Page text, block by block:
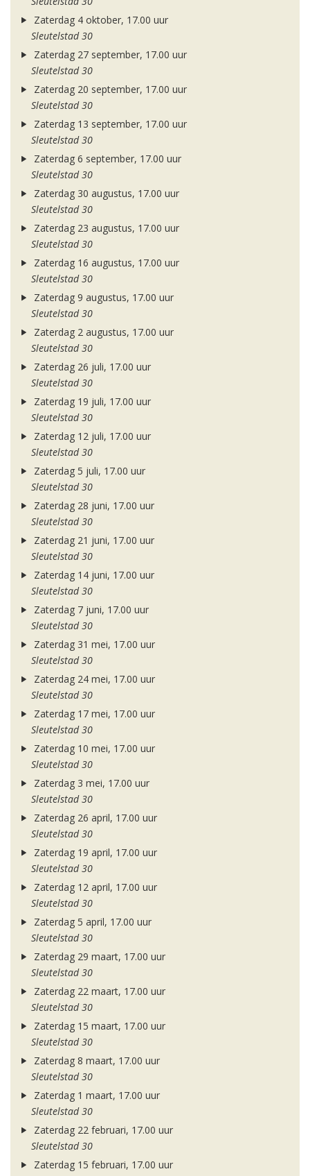
Zaterdag 4 oktober, 17.00 uur
Sleutelstad 30
Zaterdag 27 september, 17.00 uur
Sleutelstad 30
Zaterdag 20 september, 17.00 uur
Sleutelstad 30
Zaterdag 13 september, 17.00 uur
Sleutelstad 30
Zaterdag 6 september, 17.00 uur
Sleutelstad 30
Zaterdag 30 augustus, 17.00 uur
Sleutelstad 30
Zaterdag 23 augustus, 17.00 uur
Sleutelstad 30
Zaterdag 16 augustus, 17.00 uur
Sleutelstad 30
Zaterdag 9 augustus, 17.00 uur
Sleutelstad 30
Zaterdag 2 augustus, 17.00 uur
Sleutelstad 30
Zaterdag 26 juli, 17.00 uur
Sleutelstad 30
Zaterdag 19 juli, 17.00 uur
Sleutelstad 30
Zaterdag 12 juli, 17.00 uur
Sleutelstad 30
Zaterdag 5 juli, 17.00 uur
Sleutelstad 30
Zaterdag 28 juni, 17.00 uur
Sleutelstad 30
Zaterdag 21 juni, 17.00 uur
Sleutelstad 30
Zaterdag 14 juni, 17.00 uur
Sleutelstad 30
Zaterdag 7 juni, 17.00 uur
Sleutelstad 30
Zaterdag 31 mei, 17.00 uur
Sleutelstad 30
Zaterdag 24 mei, 17.00 uur
Sleutelstad 30
Zaterdag 17 mei, 17.00 uur
Sleutelstad 30
Zaterdag 10 mei, 17.00 uur
Sleutelstad 30
Zaterdag 3 mei, 17.00 uur
Sleutelstad 30
Zaterdag 26 april, 17.00 uur
Sleutelstad 30
Zaterdag 19 april, 17.00 uur
Sleutelstad 30
Zaterdag 12 april, 17.00 uur
Sleutelstad 30
Zaterdag 5 april, 17.00 uur
Sleutelstad 30
Zaterdag 29 maart, 17.00 uur
Sleutelstad 30
Zaterdag 22 maart, 17.00 uur
Sleutelstad 30
Zaterdag 15 maart, 17.00 uur
Sleutelstad 30
Zaterdag 8 maart, 17.00 uur
Sleutelstad 30
Zaterdag 1 maart, 17.00 uur
Sleutelstad 30
Zaterdag 22 februari, 17.00 uur
Sleutelstad 30
Zaterdag 15 februari, 17.00 uur